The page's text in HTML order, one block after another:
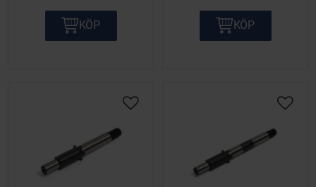
KÖP KÖP
Lägg till i önskelista Lägg